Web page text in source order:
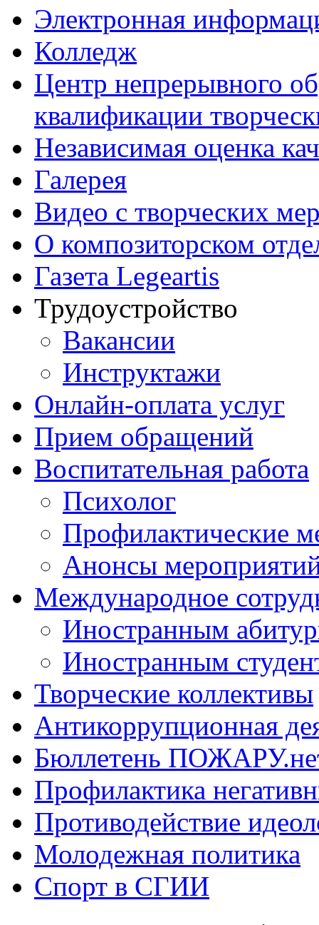
Электронная
Колледж
Центр непрерывного
квалификации
Независимая оценка
Галерея
Видео с творческих
О композиторском
Газета Legeartis
Трудоустройство
Вакансии
Инструктажи
Онлайн-оплата услуг
Прием обращений
Воспитательная работа
Психолог
Профилактические
Анонсы
Международное
Иностранным
Иностранным
Творческие коллективы
Антикоррупционная
Бюллетень
Профилактика
Противодействие
Молодежная политика
Спорт в СГИИ